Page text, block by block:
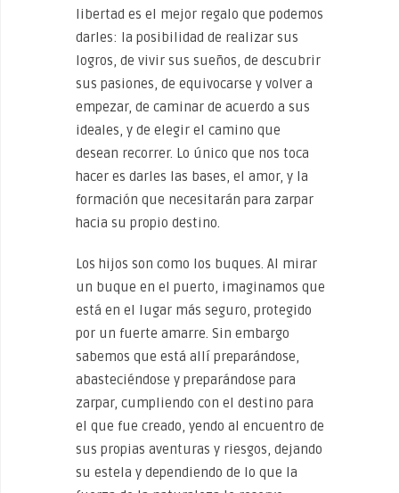
libertad es el mejor regalo que podemos
darles: la posibilidad de realizar sus
logros, de vivir sus sueños, de descubrir
sus pasiones, de equivocarse y volver a
empezar, de caminar de acuerdo a sus
ideales, y de elegir el camino que
desean recorrer. Lo único que nos toca
hacer es darles las bases, el amor, y la
formación que necesitarán para zarpar
hacia su propio destino.
Los hijos son como los buques. Al mirar
un buque en el puerto, imaginamos que
está en el lugar más seguro, protegido
por un fuerte amarre. Sin embargo
sabemos que está allí preparándose,
abasteciéndose y preparándose para
zarpar, cumpliendo con el destino para
el que fue creado, yendo al encuentro de
sus propias aventuras y riesgos, dejando
su estela y dependiendo de lo que la